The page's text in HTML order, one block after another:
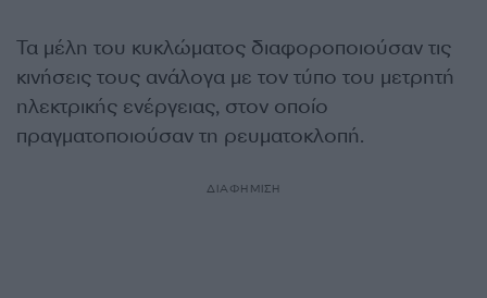
Τα μέλη του κυκλώματος διαφοροποιούσαν τις
κινήσεις τους ανάλογα με τον τύπο του μετρητή
ηλεκτρικής ενέργειας, στον οποίο
πραγματοποιούσαν τη ρευματοκλοπή.
ΔΙΑΦΗΜΙΣΗ